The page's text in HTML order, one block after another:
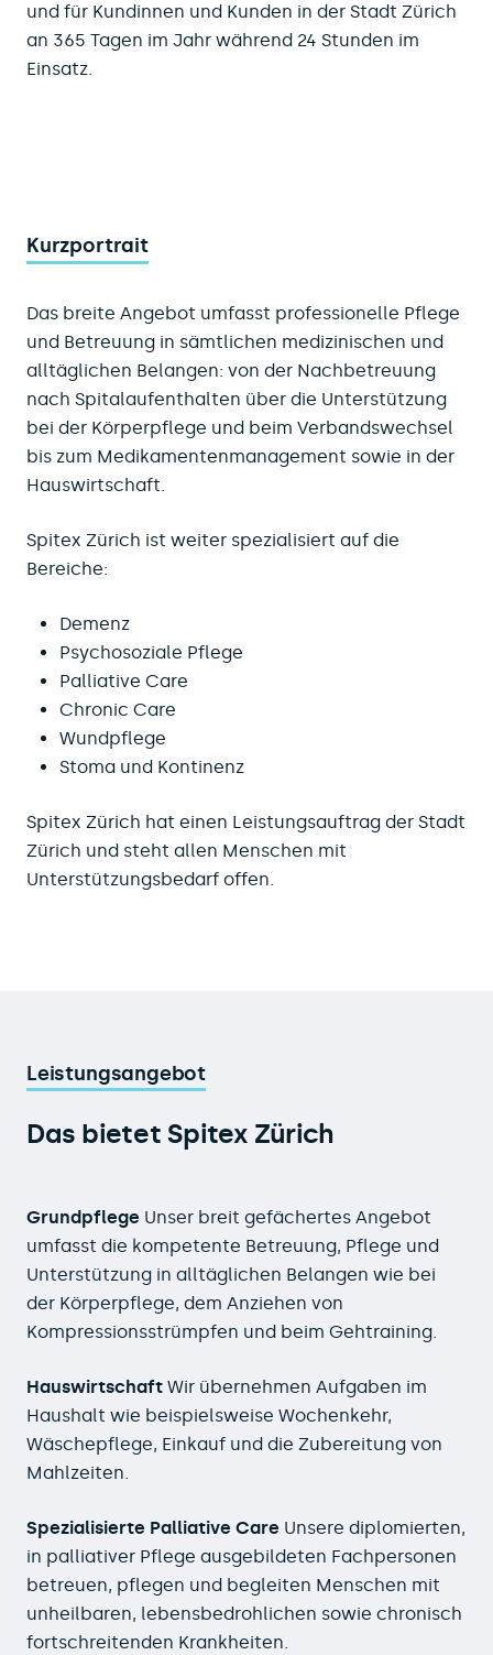
und für Kundinnen und Kunden in der Stadt Zürich
an 365 Tagen im Jahr während 24 Stunden im
Einsatz.
Kurzportrait
Das breite Angebot umfasst professionelle Pflege
und Betreuung in sämtlichen medizinischen und
alltäglichen Belangen: von der Nachbetreuung
nach Spitalaufenthalten über die Unterstützung
bei der Körperpflege und beim Verbandswechsel
bis zum Medikamentenmanagement sowie in der
Hauswirtschaft.
Spitex Zürich ist weiter spezialisiert auf die
Bereiche:
Demenz
Psychosoziale Pflege
Palliative Care
Chronic Care
Wundpflege
Stoma und Kontinenz
Spitex Zürich hat einen Leistungsauftrag der Stadt
Zürich und steht allen Menschen mit
Unterstützungsbedarf offen.
Leistungsangebot
Das bietet Spitex Zürich
Grundpflege Unser breit gefächertes Angebot
umfasst die kompetente Betreuung, Pflege und
Unterstützung in alltäglichen Belangen wie bei
der Körperpflege, dem Anziehen von
Kompressionsstrümpfen und beim Gehtraining.
Hauswirtschaft Wir übernehmen Aufgaben im
Haushalt wie beispielsweise Wochenkehr,
Wäschepflege, Einkauf und die Zubereitung von
Mahlzeiten.
Spezialisierte Palliative Care Unsere diplomierten,
in palliativer Pflege ausgebildeten Fachpersonen
betreuen, pflegen und begleiten Menschen mit
unheilbaren, lebensbedrohlichen sowie chronisch
fortschreitenden Krankheiten.